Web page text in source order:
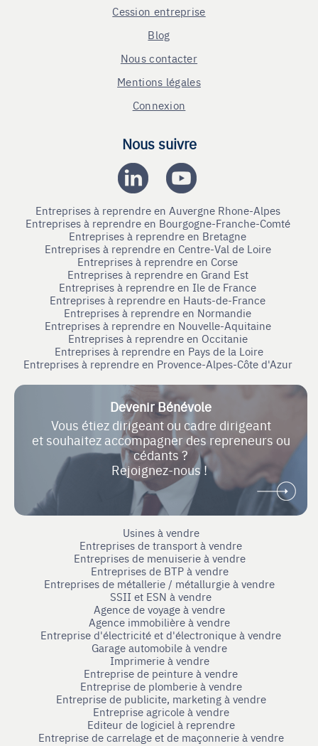
Cession entreprise
Blog
Nous contacter
Mentions légales
Connexion
Nous suivre
Entreprises à reprendre en Auvergne Rhone-Alpes
Entreprises à reprendre en Bourgogne-Franche-Comté
Entreprises à reprendre en Bretagne
Entreprises à reprendre en Centre-Val de Loire
Entreprises à reprendre en Corse
Entreprises à reprendre en Grand Est
Entreprises à reprendre en Ile de France
Entreprises à reprendre en Hauts-de-France
Entreprises à reprendre en Normandie
Entreprises à reprendre en Nouvelle-Aquitaine
Entreprises à reprendre en Occitanie
Entreprises à reprendre en Pays de la Loire
Entreprises à reprendre en Provence-Alpes-Côte d'Azur
Devenir Bénévole
Vous étiez dirigeant ou cadre dirigeant
et souhaitez accompagner des repreneurs ou
cédants ?
Rejoignez-nous !
Usines à vendre
Entreprises de transport à vendre
Entreprises de menuiserie à vendre
Entreprises de BTP à vendre
Entreprises de métallerie / métallurgie à vendre
SSII et ESN à vendre
Agence de voyage à vendre
Agence immobilière à vendre
Entreprise d'électricité et d'électronique à vendre
Garage automobile à vendre
Imprimerie à vendre
Entreprise de peinture à vendre
Entreprise de plomberie à vendre
Entreprise de publicite, marketing à vendre
Entreprise agricole à vendre
Editeur de logiciel à reprendre
Entreprise de carrelage et de maçonnerie à vendre